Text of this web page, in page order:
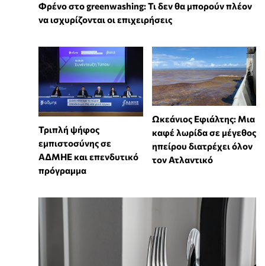
Φρένο στο greenwashing: Τι δεν θα μπορούν πλέον
να ισχυρίζονται οι επιχειρήσεις
Τριπλή ψήφος
εμπιστοσύνης σε
ΑΔΜΗΕ και επενδυτικό
πρόγραμμα
Ωκεάνιος Εφιάλτης: Μια
καφέ λωρίδα σε μέγεθος
ηπείρου διατρέχει όλον
τον Ατλαντικό